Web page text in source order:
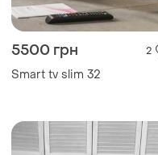
5500 грн 2
Smart tv slim 32